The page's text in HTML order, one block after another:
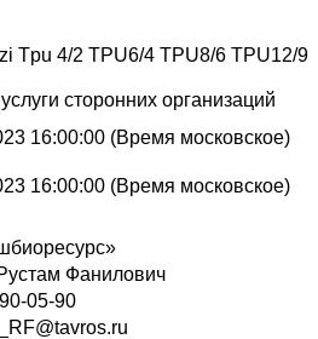
Tpu 4/2 TPU6/4 TPU8/6 TPU12/9
сторонних организаций
16:00:00 (Время московское)
16:00:00 (Время московское)
Фанилович
05-90